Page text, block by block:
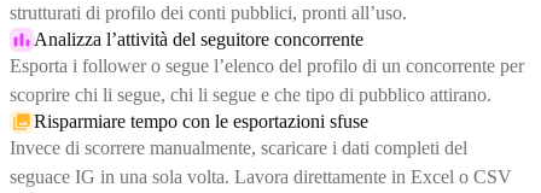
strutturati di profilo dei conti pubblici, pronti all’uso.
Analizza l’attività del seguitore concorrente
Esporta i follower o segue l’elenco del profilo di un concorrente per
scoprire chi li segue, chi li segue e che tipo di pubblico attirano.
Risparmiare tempo con le esportazioni sfuse
Invece di scorrere manualmente, scaricare i dati completi del
seguace IG in una sola volta. Lavora direttamente in Excel o CSV